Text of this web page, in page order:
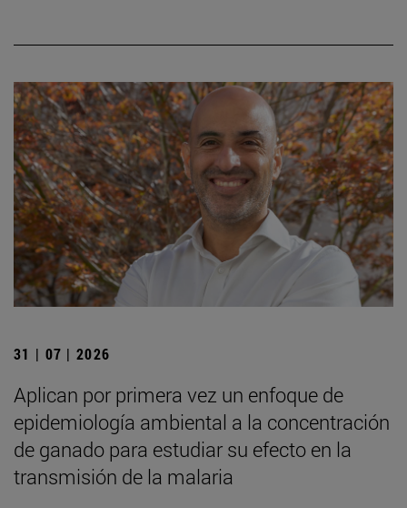
31 | 07 | 2026
Aplican por primera vez un enfoque de
epidemiología ambiental a la concentración
de ganado para estudiar su efecto en la
transmisión de la malaria